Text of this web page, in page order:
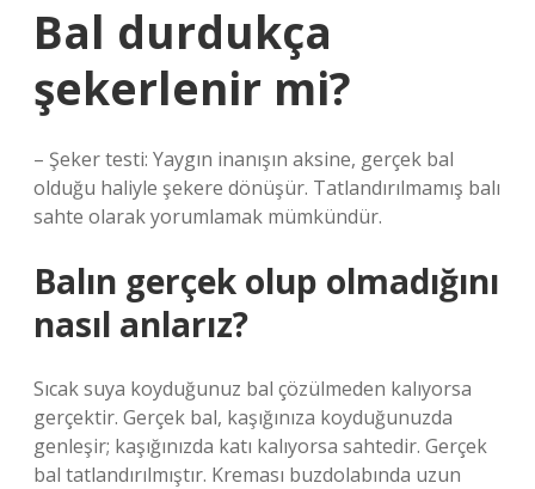
Bal durdukça
şekerlenir mi?
– Şeker testi: Yaygın inanışın aksine, gerçek bal
olduğu haliyle şekere dönüşür. Tatlandırılmamış balı
sahte olarak yorumlamak mümkündür.
Balın gerçek olup olmadığını
nasıl anlarız?
Sıcak suya koyduğunuz bal çözülmeden kalıyorsa
gerçektir. Gerçek bal, kaşığınıza koyduğunuzda
genleşir; kaşığınızda katı kalıyorsa sahtedir. Gerçek
bal tatlandırılmıştır. Kreması buzdolabında uzun